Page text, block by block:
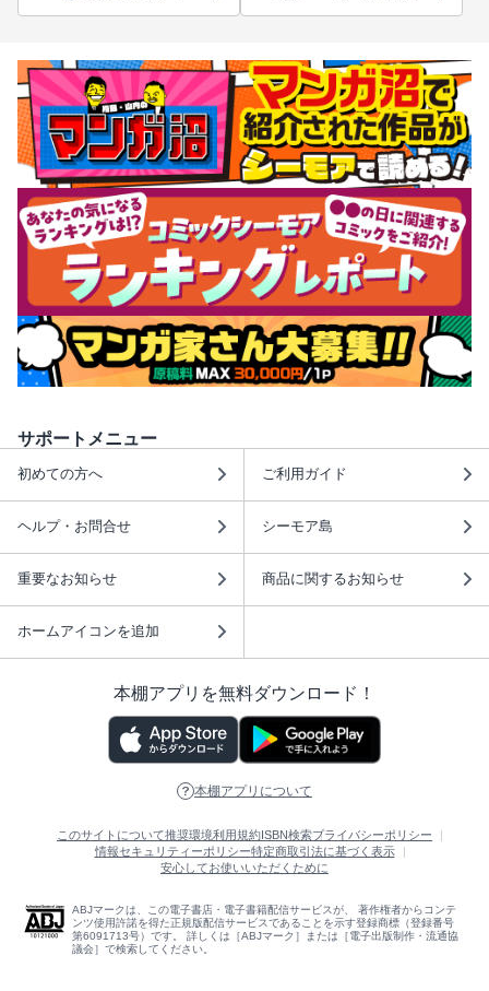
サポートメニュー
初めての方へ ご利用ガイド
ヘルプ・お問合せ シーモア島
重要なお知らせ 商品に関するお知らせ
ホームアイコンを追加
本棚アプリを無料ダウンロード！
本棚アプリについて
このサイトについて推奨環境利用規約 ISBN検索プライバシーポリシー
情報セキュリティーポリシー特定商取引法に基づく表示
安心してお使いいただくために
ABJマークは、この電子書店・電子書籍配信サービスが、 著作権者からコンテ
ンツ使用許諾を得た正規版配信サービスであることを示す登録商標（登録番号
第6091713号）です。 詳しくは［ABJマーク］または［電子出版制作・流通協
議会］で検索してください。